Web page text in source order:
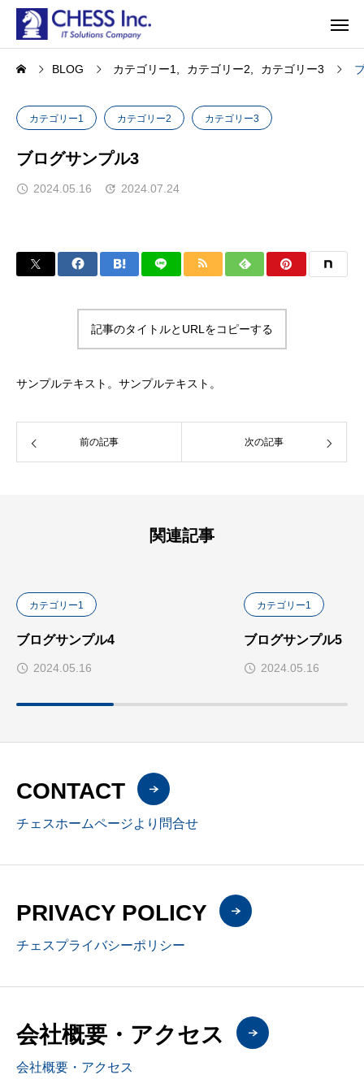
BLOG カテゴリー1 カテゴリー2 カテゴリー3
カテゴリー1 カテゴリー2 カテゴリー3
ブログサンプル3
2024.05.16 2024.07.24
記事のタイトルとURLをコピーする
サンプルテキスト。サンプルテキスト。
前の記事 次の記事
関連記事
カテゴリー1
ブログサンプル4
2024.05.16
カテゴリー1
ブログサンプル5
2024.05.16
CONTACT
チェスホームページより問合せ
PRIVACY POLICY
チェスプライバシーポリシー
会社概要・アクセス
会社概要・アクセス